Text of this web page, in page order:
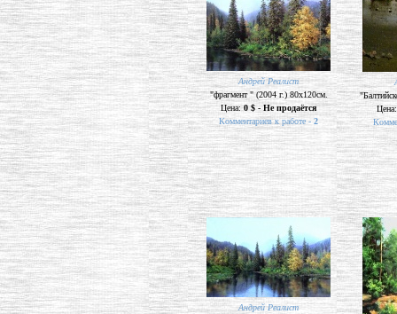
Андрей Реалист
"фрагмент " (2004 г.) 80х120см.
Цена:0 $ - Не продаётся
Комментариев к работе - 2
Андрей Реалист